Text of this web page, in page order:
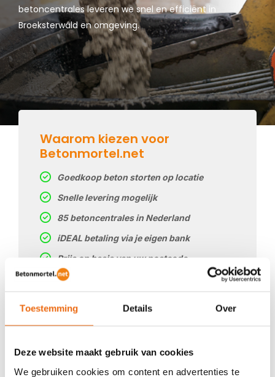
Toestemming Details Over
Deze website maakt gebruik van cookies
We gebruiken cookies om content en advertenties te
betoncentrales leveren we snel en efficiënt in
Broeksterwâld en omgeving.
Waarom kiezen voor
Betonmortel.net
Goedkoop beton storten op locatie
Snelle levering mogelijk
85 betoncentrales in Nederland
iDEAL betaling via je eigen bank
Prijs op basis van uw postcode
Regelmatig nieuwe prijzen